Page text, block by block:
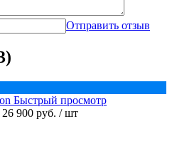
Отправить отзыв
Быстрый просмотр
26 900 руб. / шт